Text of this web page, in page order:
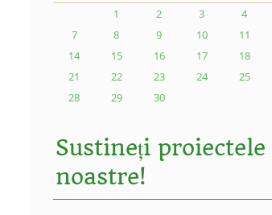
1 2 3 4
7
8 9 10 11
14
15 16 17 18
21
22 23 24 25
28
29 30
Sustineți proiectele
noastre!